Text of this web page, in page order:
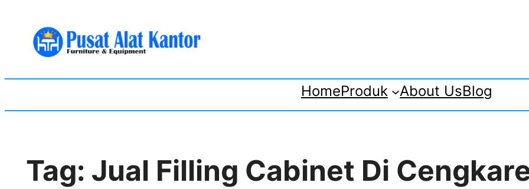
content
HomeProduk About UsBlog
Tag: Jual Filling Cabinet Di